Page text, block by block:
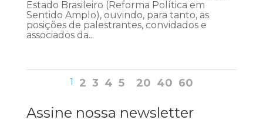
Estado Brasileiro (Reforma Política em
Sentido Amplo), ouvindo, para tanto, as
posições de palestrantes, convidados e
associados da...
1 2 3 4 5 20 40 60
Assine nossa newsletter